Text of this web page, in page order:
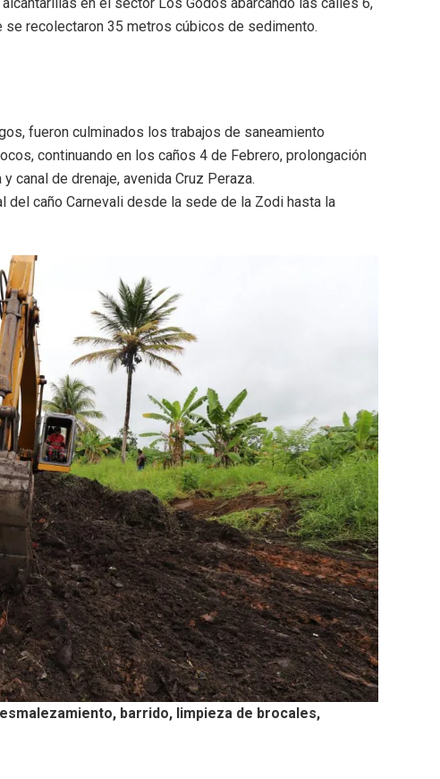
se recolectaron 35 metros cúbicos de sedimento.
fueron culminados los trabajos de saneamiento
continuando en los caños 4 de Febrero, prolongación
canal de drenaje, avenida Cruz Peraza.
caño Carnevali desde la sede de la Zodi hasta la
barrido, limpieza de brocales,